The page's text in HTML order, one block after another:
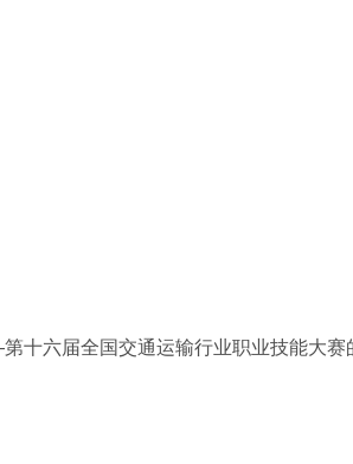
十六届全国交通运输行业职业技能大赛